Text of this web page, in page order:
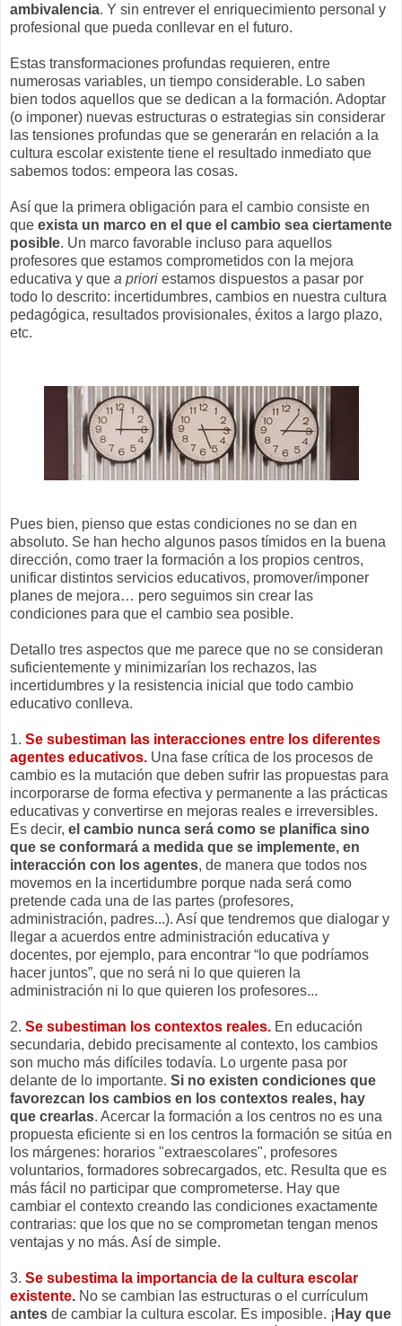
ambivalencia. Y sin entrever el enriquecimiento personal y
profesional que pueda conllevar en el futuro.
Estas transformaciones profundas requieren, entre
numerosas variables, un tiempo considerable. Lo saben
bien todos aquellos que se dedican a la formación. Adoptar
(o imponer) nuevas estructuras o estrategias sin considerar
las tensiones profundas que se generarán en relación a la
cultura escolar existente tiene el resultado inmediato que
sabemos todos: empeora las cosas.
Así que la primera obligación para el cambio consiste en
que exista un marco en el que el cambio sea ciertamente
posible. Un marco favorable incluso para aquellos
profesores que estamos comprometidos con la mejora
educativa y que a priori estamos dispuestos a pasar por
todo lo descrito: incertidumbres, cambios en nuestra cultura
pedagógica, resultados provisionales, éxitos a largo plazo,
etc.
Pues bien, pienso que estas condiciones no se dan en
absoluto. Se han hecho algunos pasos tímidos en la buena
dirección, como traer la formación a los propios centros,
unificar distintos servicios educativos, promover/imponer
planes de mejora… pero seguimos sin crear las
condiciones para que el cambio sea posible.
Detallo tres aspectos que me parece que no se consideran
suficientemente y minimizarían los rechazos, las
incertidumbres y la resistencia inicial que todo cambio
educativo conlleva.
1. Se subestiman las interacciones entre los diferentes
agentes educativos. Una fase crítica de los procesos de
cambio es la mutación que deben sufrir las propuestas para
incorporarse de forma efectiva y permanente a las prácticas
educativas y convertirse en mejoras reales e irreversibles.
Es decir, el cambio nunca será como se planifica sino
que se conformará a medida que se implemente, en
interacción con los agentes, de manera que todos nos
movemos en la incertidumbre porque nada será como
pretende cada una de las partes (profesores,
administración, padres...). Así que tendremos que dialogar y
llegar a acuerdos entre administración educativa y
docentes, por ejemplo, para encontrar “lo que podríamos
hacer juntos”, que no será ni lo que quieren la
administración ni lo que quieren los profesores...
2. Se subestiman los contextos reales. En educación
secundaria, debido precisamente al contexto, los cambios
son mucho más difíciles todavía. Lo urgente pasa por
delante de lo importante. Si no existen condiciones que
favorezcan los cambios en los contextos reales, hay
que crearlas. Acercar la formación a los centros no es una
propuesta eficiente si en los centros la formación se sitúa en
los márgenes: horarios "extraescolares", profesores
voluntarios, formadores sobrecargados, etc. Resulta que es
más fácil no participar que comprometerse. Hay que
cambiar el contexto creando las condiciones exactamente
contrarias: que los que no se comprometan tengan menos
ventajas y no más. Así de simple.
3. Se subestima la importancia de la cultura escolar
existente. No se cambian las estructuras o el currículum
antes de cambiar la cultura escolar. Es imposible. ¡ Hay que